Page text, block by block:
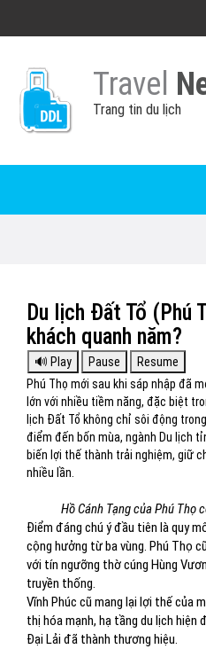
Travel
Trang tin du lịch
Du lịch Đất Tổ (Phú
khách quanh năm?
Phú Thọ mới sau khi sáp nhập đã
lớn với nhiều tiềm năng, đặc biệt
lịch Đất Tổ không chỉ sôi động
điểm đến bốn mùa, ngành Du lịch
biến lợi thế thành trải nghiệm, giữ
nhiều lần.
Hồ Cánh Tạng của Phú Thọ
Điểm đáng chú ý đầu tiên là quy
cộng hưởng từ ba vùng. Phú Thọ
với tín ngưỡng thờ cúng Hùng
truyền thống.
Vĩnh Phúc cũ mang lại lợi thế của
thị hóa mạnh, hạ tầng du lịch hiện
Đại Lải đã thành thương hiệu.